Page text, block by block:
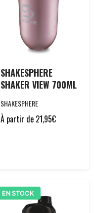
SHAKESPHERE
SHAKER VIEW 700ML
SHAKESPHERE
À partir de 21,95€
EN STOCK